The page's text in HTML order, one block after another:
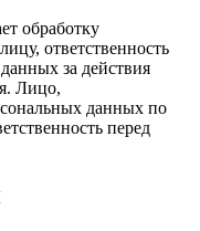
обработку
ответственность
за действия
Лицо,
данных по
перед